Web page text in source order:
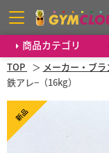
商品カテゴリ
TOP メーカー・ブ
鉄アレ−（16kg）
新品